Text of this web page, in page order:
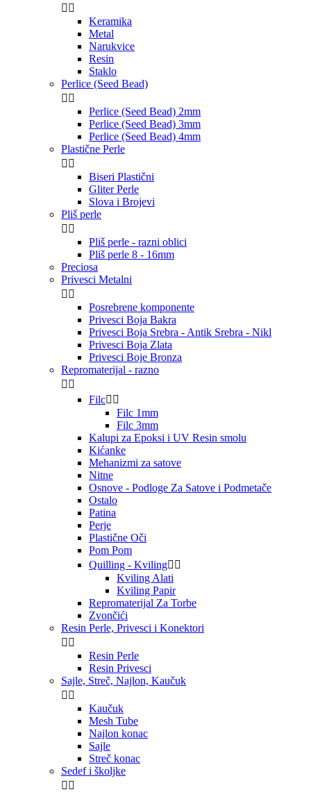
 
Keramika
Metal
Narukvice
Resin
Staklo
Perlice (Seed Bead)
 
Perlice (Seed Bead) 2mm
Perlice (Seed Bead) 3mm
Perlice (Seed Bead) 4mm
Plastične Perle
 
Biseri Plastični
Gliter Perle
Slova i Brojevi
Pliš perle
 
Pliš perle - razni oblici
Pliš perle 8 - 16mm
Preciosa
Privesci Metalni
 
Posrebrene komponente
Privesci Boja Bakra
Privesci Boja Srebra - Antik Srebra - Nikl
Privesci Boja Zlata
Privesci Boje Bronza
Repromaterijal - razno
 
Filc 
Filc 1mm
Filc 3mm
Kalupi za Epoksi i UV Resin smolu
Kićanke
Mehanizmi za satove
Nitne
Osnove - Podloge Za Satove i Podmetače
Ostalo
Patina
Perje
Plastične Oči
Pom Pom
Quilling - Kviling 
Kviling Alati
Kviling Papir
Repromaterijal Za Torbe
Zvončići
Resin Perle, Privesci i Konektori
 
Resin Perle
Resin Privesci
Sajle, Streč, Najlon, Kaučuk
 
Kaučuk
Mesh Tube
Najlon konac
Sajle
Streč konac
Sedef i školjke
 